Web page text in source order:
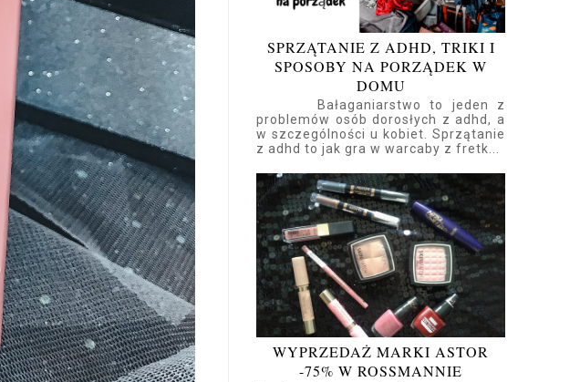
SPRZĄTANIE Z ADHD, TRIKI I
SPOSOBY NA PORZĄDEK W
DOMU
Bałaganiarstwo to jeden z
problemów osób dorosłych z adhd, a
w szczególności u kobiet. Sprzątanie
z adhd to jak gra w warcaby z fretk...
WYPRZEDAŻ MARKI ASTOR
-75% W ROSSMANNIE